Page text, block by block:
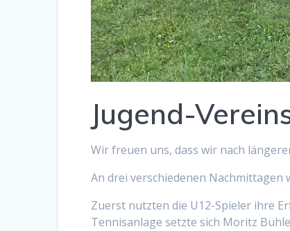
Jugend-
Wir freuen uns, dass wir nach
An drei verschiedenen
Zuerst nutzten die U12-Spieler ihre
Tennisanlage setzte sich Moritz